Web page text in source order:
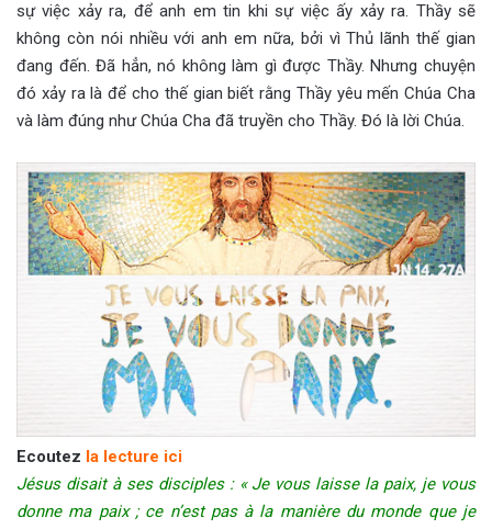
sự việc xảy ra, để anh em tin khi sự việc ấy xảy ra. Thầy sẽ
không còn nói nhiều với anh em nữa, bởi vì Thủ lãnh thế gian
đang đến. Đã hẳn, nó không làm gì được Thầy. Nhưng chuyện
đó xảy ra là để cho thế gian biết rằng Thầy yêu mến Chúa Cha
và làm đúng như Chúa Cha đã truyền cho Thầy. Đó là lời Chúa.
Ecoutez la lecture ici
Jésus disait à ses disciples : « Je vous laisse la paix, je vous
donne ma paix ; ce n’est pas à la manière du monde que je